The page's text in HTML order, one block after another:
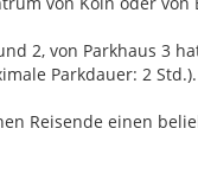
2, von Parkhaus 3
Parkdauer: 2
Reisende einen